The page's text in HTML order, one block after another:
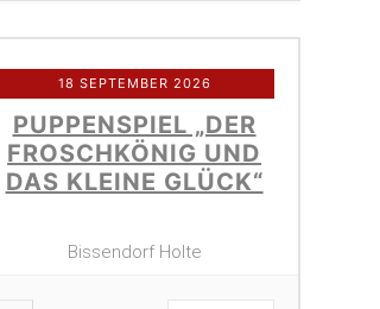
18 SEPTEMBER 2026
PUPPENSPIEL „DER
FROSCHKÖNIG UND
DAS KLEINE GLÜCK“
Bissendorf Holte